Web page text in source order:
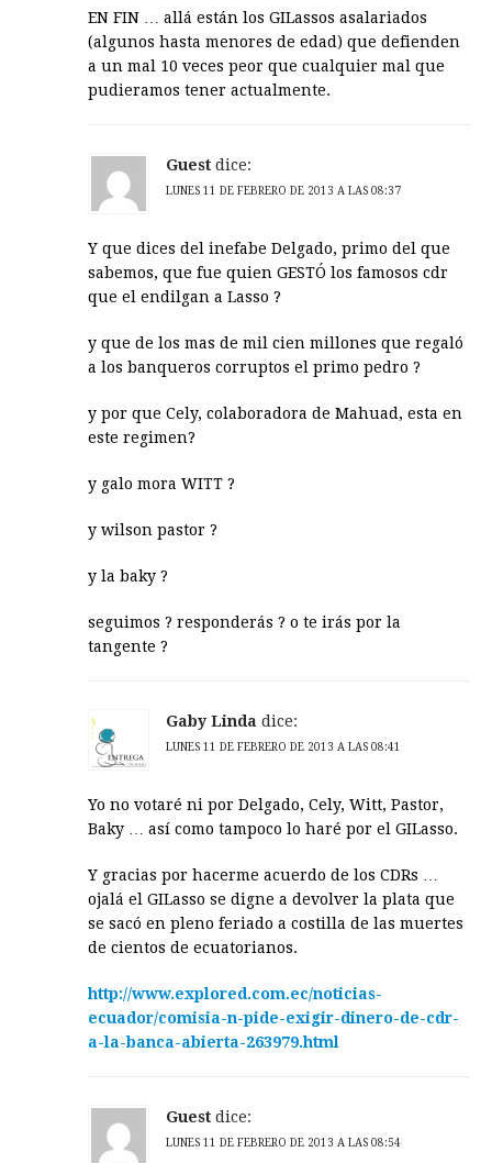
EN FIN … allá están los GILassos asalariados
(algunos hasta menores de edad) que defienden
a un mal 10 veces peor que cualquier mal que
pudieramos tener actualmente.
Guest dice:
LUNES 11 DE FEBRERO DE 2013 A LAS 08:37
Y que dices del inefabe Delgado, primo del que
sabemos, que fue quien GESTÓ los famosos cdr
que el endilgan a Lasso ?
y que de los mas de mil cien millones que regaló
a los banqueros corruptos el primo pedro ?
y por que Cely, colaboradora de Mahuad, esta en
este regimen?
y galo mora WITT ?
y wilson pastor ?
y la baky ?
seguimos ? responderás ? o te irás por la
tangente ?
Gaby Linda dice:
LUNES 11 DE FEBRERO DE 2013 A LAS 08:41
Yo no votaré ni por Delgado, Cely, Witt, Pastor,
Baky … así como tampoco lo haré por el GILasso.
Y gracias por hacerme acuerdo de los CDRs …
ojalá el GILasso se digne a devolver la plata que
se sacó en pleno feriado a costilla de las muertes
de cientos de ecuatorianos.
http://www.explored.com.ec/noticias-
ecuador/comisia-n-pide-exigir-dinero-de-cdr-
a-la-banca-abierta-263979.html
Guest dice:
LUNES 11 DE FEBRERO DE 2013 A LAS 08:54